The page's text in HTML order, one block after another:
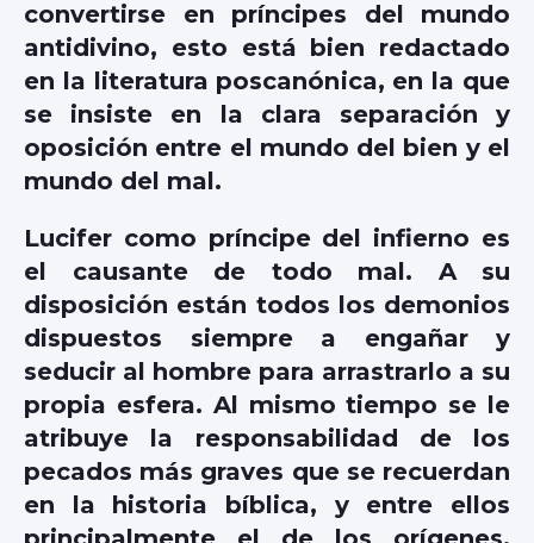
convertirse en príncipes del mundo
antidivino, esto está bien redactado
en la literatura poscanónica, en la que
se insiste en la clara separación y
oposición entre el mundo del bien y el
mundo del mal.
Lucifer como príncipe del infierno es
el causante de todo mal. A su
disposición están todos los demonios
dispuestos siempre a engañar y
seducir al hombre para arrastrarlo a su
propia esfera. Al mismo tiempo se le
atribuye la responsabilidad de los
pecados más graves que se recuerdan
en la historia bíblica, y entre ellos